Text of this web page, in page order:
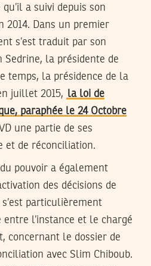
a suivi depuis son
2014. Dans un premier
s’est traduit par son
Sedrine, la présidente de
temps, la présidence de la
juillet 2015, la loi de
paraphée le 24 Octobre
une partie de ses
et de réconciliation.
pouvoir a également
des décisions de
s’est particulièrement
l’instance et le chargé
concernant le dossier de
avec Slim Chiboub.